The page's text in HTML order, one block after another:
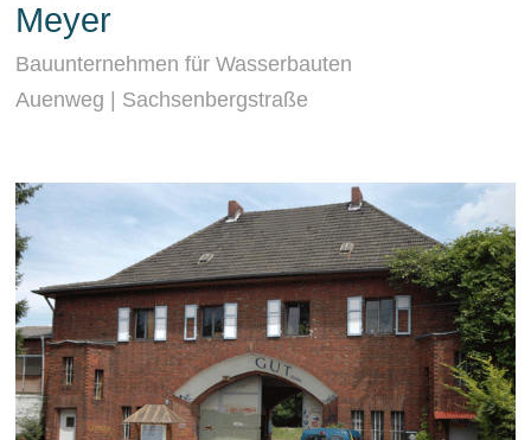
Meyer
Bauunternehmen für Wasserbauten
Auenweg | Sachsenbergstraße